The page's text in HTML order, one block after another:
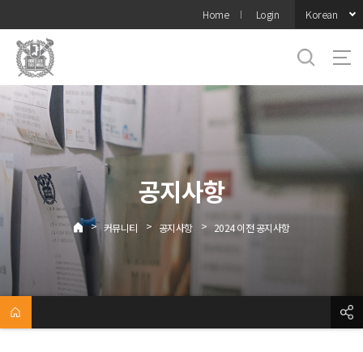
메뉴
Home Login Korean
공지사항
> 커뮤니티 > 공지사항 > 2024 이전 공지사항